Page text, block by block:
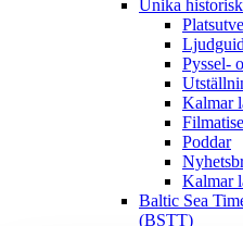
Unika
Pyssel-
Kalmar
Poddar
Kalmar
Baltic Sea
(BSTT)